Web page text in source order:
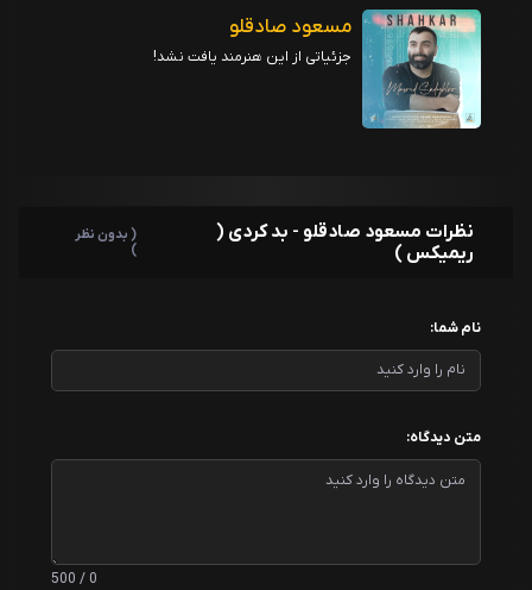
مسعود صادقلو
جزئیاتی از این هنرمند یافت نشد!
نظرات مسعود صادقلو - بد کردی (
ریمیکس )
( بدون نظر
)
نام شما:
متن دیدگاه:
0 / 500